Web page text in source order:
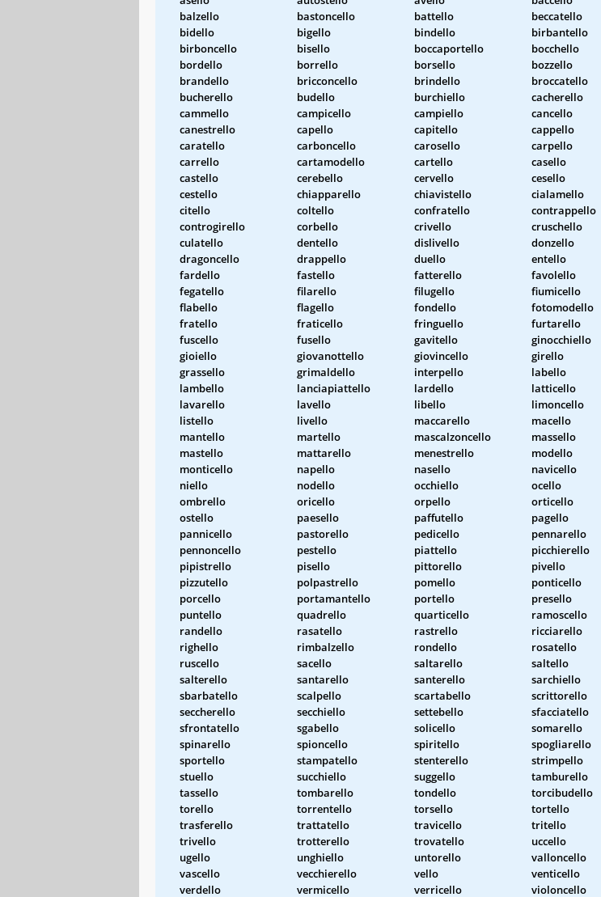
balzello
bastoncello battello
beccatello
bidello
bigello bindello
birbantello
birboncello
bisello boccaportello
bocchello
bordello
borrello borsello
bozzello
brandello
bricconcello brindello
broccatello
bucherello
budello burchiello
cacherello
cammello
campicello campiello
cancello
canestrello
capello capitello
cappello
caratello
carboncello carosello
carpello
carrello
cartamodello cartello
casello
castello
cerebello cervello
cesello
cestello
chiapparello chiavistello
cialamello
citello
coltello confratello
contrappello
controgirello
corbello crivello
cruschello
culatello
dentello dislivello
donzello
dragoncello
drappello duello
entello
fardello
fastello fatterello
favolello
fegatello
filarello filugello
fiumicello
flabello
flagello fondello
fotomodello
fratello
fraticello fringuello
furtarello
fuscello
fusello gavitello
ginocchiello
gioiello
giovanottello giovincello
girello
grassello
grimaldello interpello
labello
lambello
lanciapiattello lardello
latticello
lavarello
lavello libello
limoncello
listello
livello maccarello
macello
mantello
martello mascalzoncello
massello
mastello
mattarello menestrello
modello
monticello
napello nasello
navicello
niello
nodello occhiello
ocello
ombrello
oricello orpello
orticello
ostello
paesello paffutello
pagello
pannicello
pastorello pedicello
pennarello
pennoncello
pestello piattello
picchierello
pipistrello
pisello pittorello
pivello
pizzutello
polpastrello pomello
ponticello
porcello
portamantello portello
presello
puntello
quadrello quarticello
ramoscello
randello
rasatello rastrello
ricciarello
righello
rimbalzello rondello
rosatello
ruscello
sacello saltarello
saltello
salterello
santarello santerello
sarchiello
sbarbatello
scalpello scartabello
scrittorello
seccherello
secchiello settebello
sfacciatello
sfrontatello
sgabello solicello
somarello
spinarello
spioncello spiritello
spogliarello
sportello
stampatello stenterello
strimpello
stuello
succhiello suggello
tamburello
tassello
tombarello tondello
torcibudello
torello
torrentello torsello
tortello
trasferello
trattatello travicello
tritello
trivello
trotterello trovatello
uccello
ugello
unghiello untorello
valloncello
vascello
vecchierello vello
venticello
verdello
vermicello verricello
violoncello